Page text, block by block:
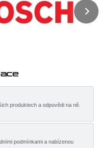
produktech a odpovědi na ně.
podmínkami a nabízenou